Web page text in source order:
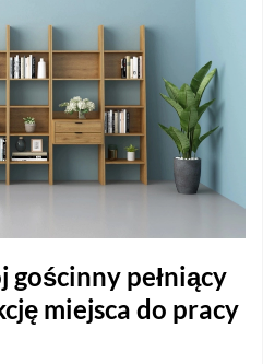
gościnny pełniący
miejsca do pracy